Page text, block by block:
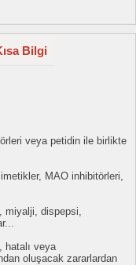
Bilgi
veya petidin ile birlikte
MAO inhibitörleri,
miyalji, dispepsi,
hatalı veya
oluşacak zararlardan